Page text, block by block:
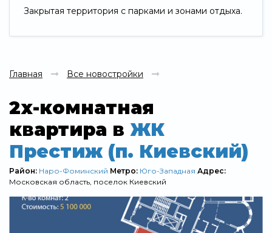
Закрытая территория с парками и зонами отдыха.
Главная Все новостройки
2х-комнатная
квартира в ЖК
Престиж (п. Киевский)
Район: Наро-Фоминский Метро: Юго-Западная Адрес:
Московская область, поселок Киевский